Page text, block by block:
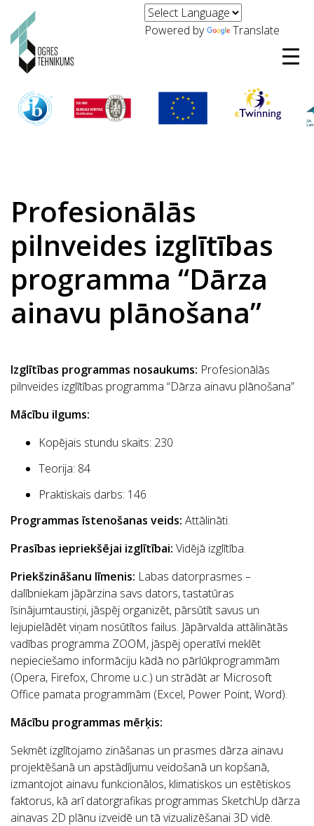
Powered by Translate
Profesionālās
pilnveides izglītības
programma “Dārza
ainavu plānošana”
Izglītības programmas nosaukums: Profesionālās
pilnveides izglītības programma “Dārza ainavu plānošana”
Mācību ilgums:
Kopējais stundu skaits: 230
Teorija: 84
Praktiskais darbs: 146
Programmas īstenošanas veids: Attālināti.
Prasības iepriekšējai izglītībai: Vidējā izglītība.
Priekšzināšanu līmenis: Labas datorprasmes –
dalībniekam jāpārzina savs dators, tastatūras
īsinājumtaustiņi, jāspēj organizēt, pārsūtīt savus un
lejupielādēt viņam nosūtītos failus. Jāpārvalda attālinātās
vadības programma ZOOM, jāspēj operatīvi meklēt
nepieciešamo informāciju kādā no pārlūkprogrammām
(Opera, Firefox, Chrome u.c.) un strādāt ar Microsoft
Office pamata programmām (Excel, Power Point, Word).
Mācību programmas mērķis:
Sekmēt izglītojamo zināšanas un prasmes dārza ainavu
projektēšanā un apstādījumu veidošanā un kopšanā,
izmantojot ainavu funkcionālos, klimatiskos un estētiskos
faktorus, kā arī datorgrafikas programmas SketchUp dārza
ainavas 2D plānu izveidē un tā vizualizēšanai 3D vidē.